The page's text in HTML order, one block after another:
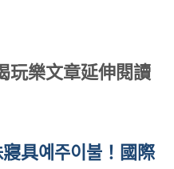
樂文章延伸閱讀
具예주이불！國際